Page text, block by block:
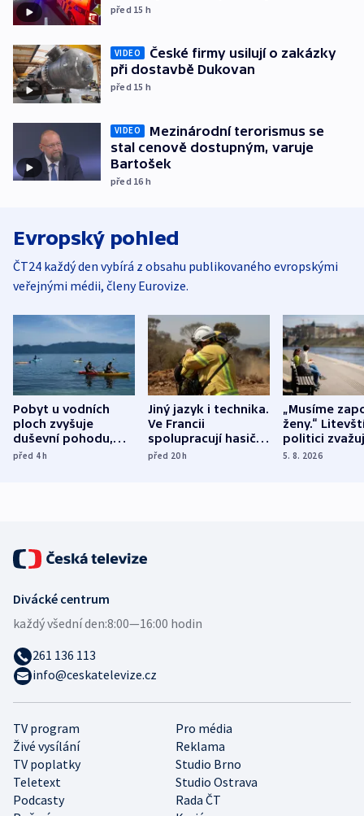
před 15 h
VIDEO
České firmy usilují o zakázky
při dostavbě Dukovan
před 15 h
VIDEO
Mezinárodní terorismus se
stal cenově dostupným, varuje
Bartošek
před 16 h
Evropský pohled
ČT24 každý den vybírá z obsahu publikovaného evropskými
veřejnými médii, členy Eurovize.
Pobyt u vodních
ploch zvyšuje
duševní pohodu,
ukázala
před 4h
Jiný jazyk i technika.
Ve Francii
spolupracují hasiči z
různých zemí
před 20h
„Musíme
ženy.“
politici
dohodu o
5. 8. 2026
TV program
Pro média
Živé vysílání
Reklama
TV poplatky
Studio Brno
Teletext
Studio Ostrava
Podcasty
Rada ČT
Divácké centrum
každý všední den:8:00—16:00 hodin
261 136 113
info@ceskatelevize.cz